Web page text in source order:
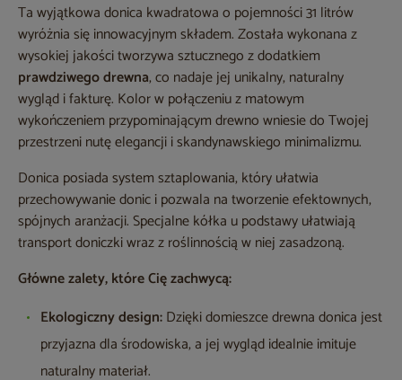
Ta wyjątkowa donica kwadratowa o pojemności 31 litrów
wyróżnia się innowacyjnym składem. Została wykonana z
wysokiej jakości tworzywa sztucznego z dodatkiem
prawdziwego drewna, co nadaje jej unikalny, naturalny
wygląd i fakturę. Kolor w połączeniu z matowym
wykończeniem przypominającym drewno wniesie do Twojej
przestrzeni nutę elegancji i skandynawskiego minimalizmu.
Donica posiada system sztaplowania, który ułatwia
przechowywanie donic i pozwala na tworzenie efektownych,
spójnych aranżacji. Specjalne kółka u podstawy ułatwiają
transport doniczki wraz z roślinnością w niej zasadzoną.
Główne zalety, które Cię zachwycą:
Ekologiczny design:Dzięki domieszce drewna donica jest
przyjazna dla środowiska, a jej wygląd idealnie imituje
naturalny materiał.